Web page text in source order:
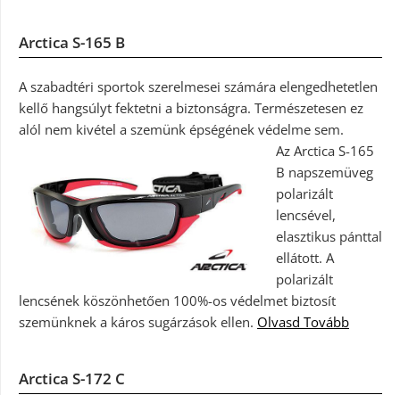
Arctica S-165 B
A szabadtéri sportok szerelmesei számára elengedhetetlen
kellő hangsúlyt fektetni a biztonságra. Természetesen ez
alól nem kivétel a szemünk épségének védelme sem.
Az Arctica S-165
B napszemüveg
polarizált
lencsével,
elasztikus pánttal
ellátott. A
polarizált
lencsének köszönhetően 100%-os védelmet biztosít
szemünknek a káros sugárzások ellen. Olvasd Tovább
Arctica S-172 C